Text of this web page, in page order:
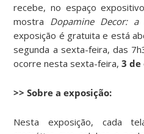
recebe, no espaço
mostra Dopamine Decor: a
exposição é gratuita e está
segunda a sexta-feira, das
ocorre nesta sexta-feira,3
>> Sobre a exposição:
Nesta exposição, cada